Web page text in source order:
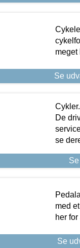
meget
Se
De
se
med
her
Se